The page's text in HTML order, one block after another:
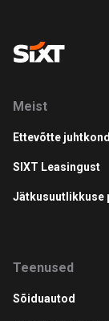
Meist
Ettevõtte juhtkond
SIXT Leasingust
Jätkusuutlikkuse
Teenused
Sõiduautod